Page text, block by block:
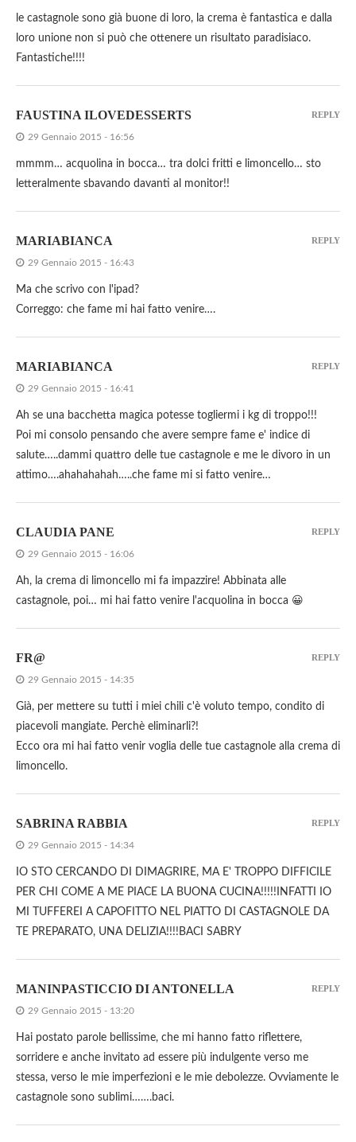
le castagnole sono già buone di loro, la crema è fantastica e dalla
loro unione non si può che ottenere un risultato paradisiaco.
Fantastiche!!!!
FAUSTINA ILOVEDESSERTS
29 Gennaio 2015 - 16:56
mmmm… acquolina in bocca… tra dolci fritti e limoncello… sto
letteralmente sbavando davanti al monitor!!
REPLY
MARIABIANCA
29 Gennaio 2015 - 16:43
Ma che scrivo con l'ipad?
Correggo: che fame mi hai fatto venire….
REPLY
MARIABIANCA
29 Gennaio 2015 - 16:41
Ah se una bacchetta magica potesse togliermi i kg di troppo!!!
Poi mi consolo pensando che avere sempre fame e' indice di
salute…..dammi quattro delle tue castagnole e me le divoro in un
attimo….ahahahahah…..che fame mi si fatto venire…
REPLY
CLAUDIA PANE
29 Gennaio 2015 - 16:06
Ah, la crema di limoncello mi fa impazzire! Abbinata alle
castagnole, poi… mi hai fatto venire l'acquolina in bocca 😀
REPLY
FR@
29 Gennaio 2015 - 14:35
Già, per mettere su tutti i miei chili c'è voluto tempo, condito di
piacevoli mangiate. Perchè eliminarli?!
Ecco ora mi hai fatto venir voglia delle tue castagnole alla crema di
limoncello.
REPLY
SABRINA RABBIA
29 Gennaio 2015 - 14:34
IO STO CERCANDO DI DIMAGRIRE, MA E' TROPPO DIFFICILE
PER CHI COME A ME PIACE LA BUONA CUCINA!!!!!INFATTI IO
MI TUFFEREI A CAPOFITTO NEL PIATTO DI CASTAGNOLE DA
TE PREPARATO, UNA DELIZIA!!!!BACI SABRY
REPLY
MANINPASTICCIO DI ANTONELLA
29 Gennaio 2015 - 13:20
Hai postato parole bellissime, che mi hanno fatto riflettere,
sorridere e anche invitato ad essere più indulgente verso me
stessa, verso le mie imperfezioni e le mie debolezze. Ovviamente le
castagnole sono sublimi…….baci.
REPLY